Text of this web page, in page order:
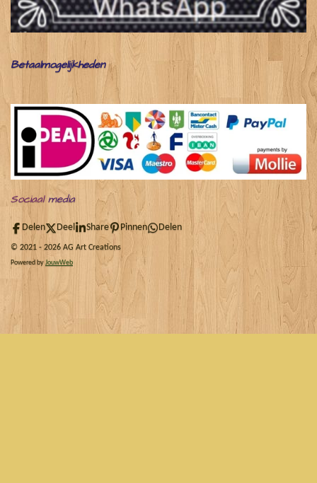
Betaalmogelijkheden
Sociaalmedia
Delen Deel Share Pinnen Delen
© 2021 - 2026 AG Art Creations
Powered byJouwWeb